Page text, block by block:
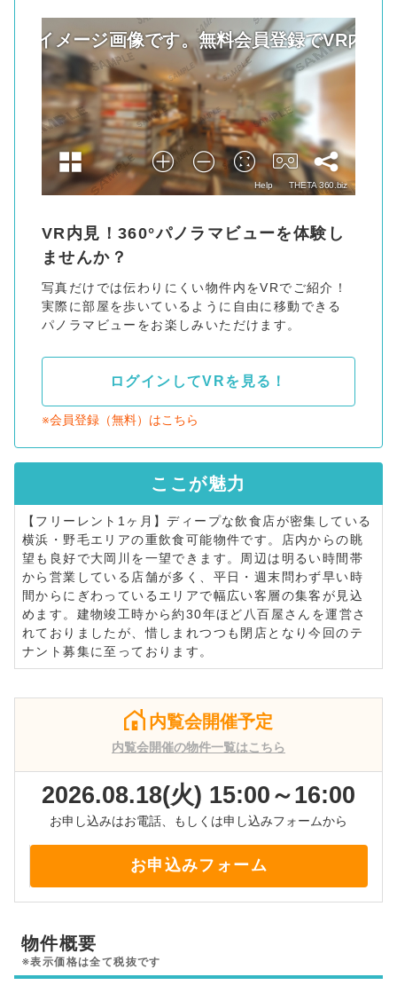
VR内見！360°パノラマビューを体験し
ませんか？
写真だけでは伝わりにくい物件内をVRでご紹介！
実際に部屋を歩いているように自由に移動できる
パノラマビューをお楽しみいただけます。
ログインしてVRを見る！
※会員登録（無料）はこちら
ここが魅力
【フリーレント1ヶ月】ディープな飲食店が密集している
横浜・野毛エリアの重飲食可能物件です。店内からの眺
望も良好で大岡川を一望できます。周辺は明るい時間帯
から営業している店舗が多く、平日・週末問わず早い時
間からにぎわっているエリアで幅広い客層の集客が見込
めます。建物竣工時から約30年ほど八百屋さんを運営さ
れておりましたが、惜しまれつつも閉店となり今回のテ
ナント募集に至っております。
内覧会開催予定
内覧会開催の物件一覧はこちら
2026.08.18(火) 15:00～16:00
お申し込みはお電話、もしくは申し込みフォームから
お申込みフォーム
物件概要
※表示価格は全て税抜です